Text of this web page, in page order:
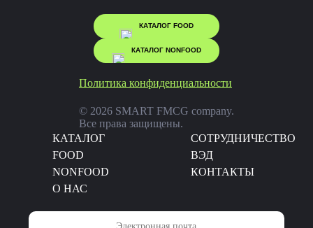
КАТАЛОГ FOOD
КАТАЛОГ NONFOOD
Политика конфиденциальности
© 2026 SMART FMCG company.
Все права защищены.
КАТАЛОГ
CОТРУДНИЧЕСТВО
FOOD
ВЭД
NONFOOD
КОНТАКТЫ
О НАС